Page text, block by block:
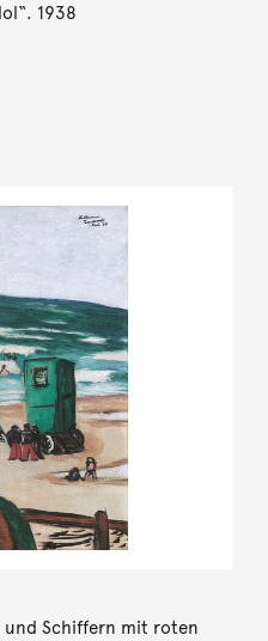
1938
und Schiffern mit roten